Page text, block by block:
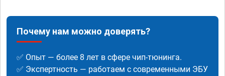
Почему нам можно доверять?
✅ Опыт — более 8 лет в сфере чип-тюнинга.
✅ Экспертность — работаем с современными ЭБУ